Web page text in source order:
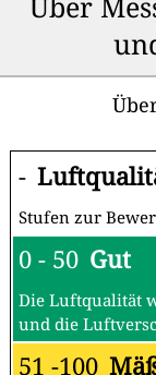
-
Stufen zur
0 - 50 Gut
Die Luftqualität
und die
51 -100